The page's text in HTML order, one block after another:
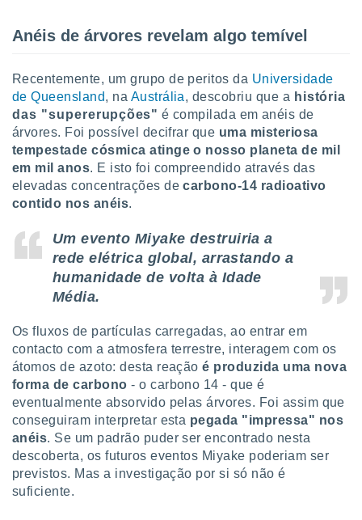
tal,
seu
qualquer
em “
na
de
ou aceder
para
utilizar
criar
Anéis de árvores revelam algo temível
Recentemente, um grupo de peritos da Universidade
de Queensland, na Austrália, descobriu que a história
das "supererupções" é compilada em anéis de
árvores. Foi possível decifrar que uma misteriosa
tempestade cósmica atinge o nosso planeta de mil
em mil anos. E isto foi compreendido através das
elevadas concentrações decarbono-14 radioativo
contido nos anéis.
Um evento Miyake destruiria a
rede elétrica global, arrastando a
humanidade de volta à Idade
Média.
Os fluxos de partículas carregadas, ao entrar em
contacto com a atmosfera terrestre, interagem com os
átomos de azoto: desta reaçãoé produzida uma nova
forma de carbono - o carbono 14 - que é
eventualmente absorvido pelas árvores. Foi assim que
conseguiram interpretar esta pegada "impressa" nos
anéis. Se um padrão puder ser encontrado nesta
descoberta, os futuros eventos Miyake poderiam ser
previstos. Mas a investigação por si só não é
suficiente.